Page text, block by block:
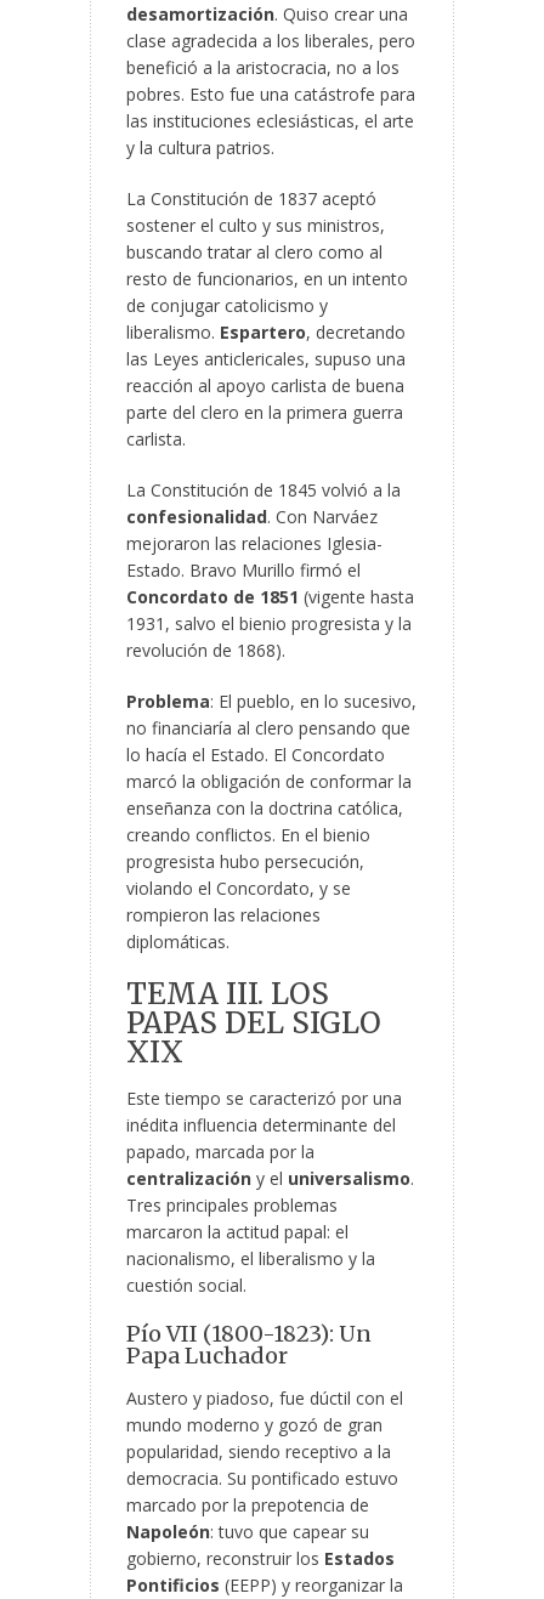
desamortización. Quiso crear una
clase agradecida a los liberales, pero
benefició a la aristocracia, no a los
pobres. Esto fue una catástrofe para
las instituciones eclesiásticas, el arte
y la cultura patrios.
La Constitución de 1837 aceptó
sostener el culto y sus ministros,
buscando tratar al clero como al
resto de funcionarios, en un intento
de conjugar catolicismo y
liberalismo. Espartero, decretando
las Leyes anticlericales, supuso una
reacción al apoyo carlista de buena
parte del clero en la primera guerra
carlista.
La Constitución de 1845 volvió a la
confesionalidad. Con Narváez
mejoraron las relaciones Iglesia-
Estado. Bravo Murillo firmó el
Concordato de 1851 (vigente hasta
1931, salvo el bienio progresista y la
revolución de 1868).
Problema: El pueblo, en lo sucesivo,
no financiaría al clero pensando que
lo hacía el Estado. El Concordato
marcó la obligación de conformar la
enseñanza con la doctrina católica,
creando conflictos. En el bienio
progresista hubo persecución,
violando el Concordato, y se
rompieron las relaciones
diplomáticas.
TEMA III. LOS
PAPAS DEL SIGLO
XIX
Este tiempo se caracterizó por una
inédita influencia determinante del
papado, marcada por la
centralización y el universalismo.
Tres principales problemas
marcaron la actitud papal: el
nacionalismo, el liberalismo y la
cuestión social.
Pío VII (1800-1823): Un
Papa Luchador
Austero y piadoso, fue dúctil con el
mundo moderno y gozó de gran
popularidad, siendo receptivo a la
democracia. Su pontificado estuvo
marcado por la prepotencia de
Napoleón: tuvo que capear su
gobierno, reconstruir los Estados
Pontificios (EEPP) y reorganizar la